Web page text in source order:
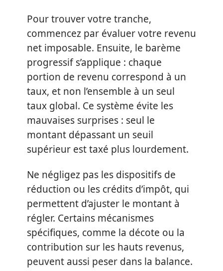
Pour trouver votre tranche,
commencez par évaluer votre revenu
net imposable. Ensuite, le barème
progressif s’applique : chaque
portion de revenu correspond à un
taux, et non l’ensemble à un seul
taux global. Ce système évite les
mauvaises surprises : seul le
montant dépassant un seuil
supérieur est taxé plus lourdement.
Ne négligez pas les dispositifs de
réduction ou les crédits d’impôt, qui
permettent d’ajuster le montant à
régler. Certains mécanismes
spécifiques, comme la décote ou la
contribution sur les hauts revenus,
peuvent aussi peser dans la balance.